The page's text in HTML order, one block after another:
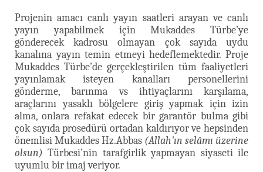
Projenin amacı canlı yayın saatleri arayan ve canlı
yayın yapabilmek için Mukaddes Türbe’ye
gönderecek kadrosu olmayan çok sayıda uydu
kanalına yayın temin etmeyi hedeflemektedir. Proje
Mukaddes Türbe’de gerçekleştirilen tüm faaliyetleri
yayınlamak isteyen kanalları personellerini
gönderme, barınma vs ihtiyaçlarını karşılama,
araçlarını yasaklı bölgelere giriş yapmak için izin
alma, onlara refakat edecek bir garantör bulma gibi
çok sayıda prosedürü ortadan kaldırıyor ve hepsinden
önemlisi Mukaddes Hz.Abbas (Allah'ın selâmı üzerine
olsun) Türbesi’nin tarafgirlik yapmayan siyaseti ile
uyumlu bir imaj veriyor.